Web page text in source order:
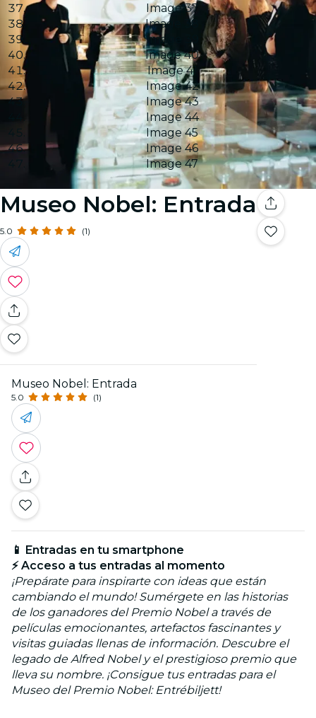
Image 37
Image 38
Image 39
Image 40
Image 41
Image 42
Image 43
Image 44
Image 45
Image 46
Image 47
Museo Nobel: Entrada
5.0 (1)
Museo Nobel: Entrada
5.0 (1)
📱 Entradas en tu smartphone
⚡ Acceso a tus entradas al momento
¡Prepárate para inspirarte con ideas que están
cambiando el mundo! Sumérgete en las historias
de los ganadores del Premio Nobel a través de
películas emocionantes, artefactos fascinantes y
visitas guiadas llenas de información. Descubre el
legado de Alfred Nobel y el prestigioso premio que
lleva su nombre. ¡Consigue tus entradas para el
Museo del Premio Nobel: Entrébiljett!